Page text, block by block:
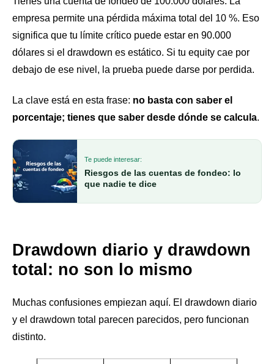
empresa permite una pérdida máxima total del 10 %. Eso
significa que tu límite crítico puede estar en 90.000
dólares si el drawdown es estático. Si tu equity cae por
debajo de ese nivel, la prueba puede darse por perdida.
La clave está en esta frase: no basta con saber el
porcentaje; tienes que saber desde dónde se calcula.
Te puede interesar:
Riesgos de las cuentas de fondeo: lo
que nadie te dice
Drawdown diario y drawdown
total: no son lo mismo
Muchas confusiones empiezan aquí. El drawdown diario
y el drawdown total parecen parecidos, pero funcionan
distinto.